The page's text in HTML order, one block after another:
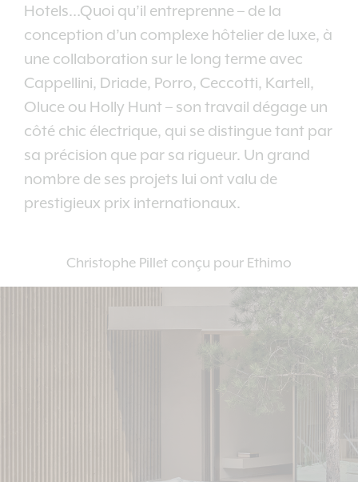
Hotels…Quoi qu’il entreprenne – de la
conception d’un complexe hôtelier de luxe, à
une collaboration sur le long terme avec
Cappellini, Driade, Porro, Ceccotti, Kartell,
Oluce ou Holly Hunt – son travail dégage un
côté chic électrique, qui se distingue tant par
sa précision que par sa rigueur. Un grand
nombre de ses projets lui ont valu de
prestigieux prix internationaux.
Christophe Pillet conçu pour Ethimo